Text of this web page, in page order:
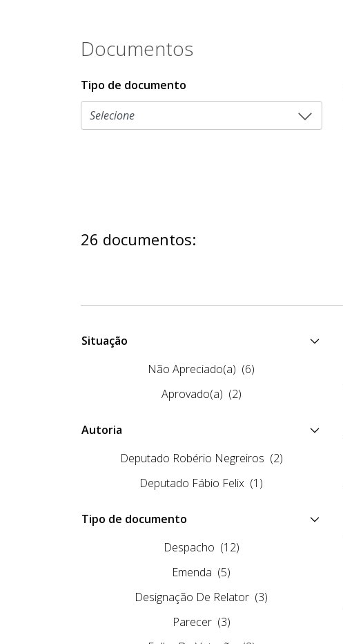
Documentos
Tipo de documento
26 documentos:
Situação
Não Apreciado(a) (6)
Aprovado(a) (2)
Autoria
Deputado Robério Negreiros (2)
Deputado Fábio Felix (1)
Tipo de documento
Despacho (12)
Emenda (5)
Designação De Relator (3)
Parecer (3)